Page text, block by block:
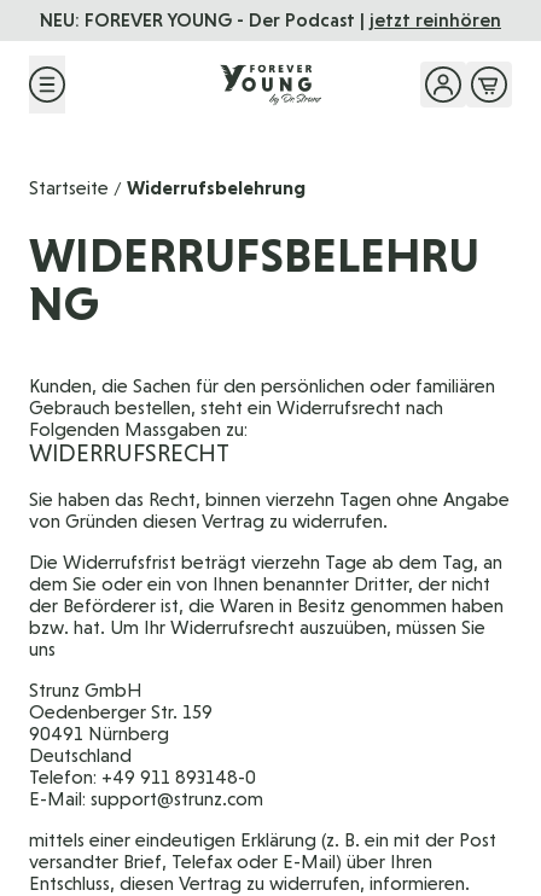
Direkt zum Inhalt
NEU: FOREVER YOUNG - Der Podcast | jetzt reinhören
Startseite / Widerrufsbelehrung
WIDERRUFSBELEHRU
NG
Kunden, die Sachen für den persönlichen oder familiären
Gebrauch bestellen, steht ein Widerrufsrecht nach
Folgenden Massgaben zu:
WIDERRUFSRECHT
Sie haben das Recht, binnen vierzehn Tagen ohne Angabe
von Gründen diesen Vertrag zu widerrufen.
Die Widerrufsfrist beträgt vierzehn Tage ab dem Tag, an
dem Sie oder ein von Ihnen benannter Dritter, der nicht
der Beförderer ist, die Waren in Besitz genommen haben
bzw. hat. Um Ihr Widerrufsrecht auszuüben, müssen Sie
uns
Strunz GmbH
Oedenberger Str. 159
90491 Nürnberg
Deutschland
Telefon: +49 911 893148-0
E-Mail: support@strunz.com
mittels einer eindeutigen Erklärung (z. B. ein mit der Post
versandter Brief, Telefax oder E-Mail) über Ihren
Entschluss, diesen Vertrag zu widerrufen, informieren.